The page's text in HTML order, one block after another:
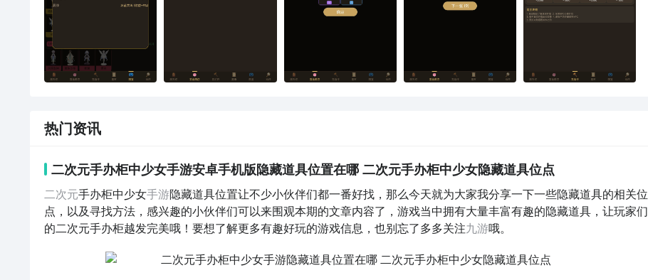
热门资讯
二次元手办柜中少女手游安卓手机版隐藏道具位置在哪 二次元手办柜中少女隐藏道具位点
二次元手办柜中少女手游隐藏道具位置让不少小伙伴们都一番好找，那么今天就为大家我分享一下一些隐藏道具的相关位
点，以及寻找方法，感兴趣的小伙伴们可以来围观本期的文章内容了，游戏当中拥有大量丰富有趣的隐藏道具，让玩家们
的二次元手办柜越发完美哦！要想了解更多有趣好玩的游戏信息，也别忘了多多关注九游哦。